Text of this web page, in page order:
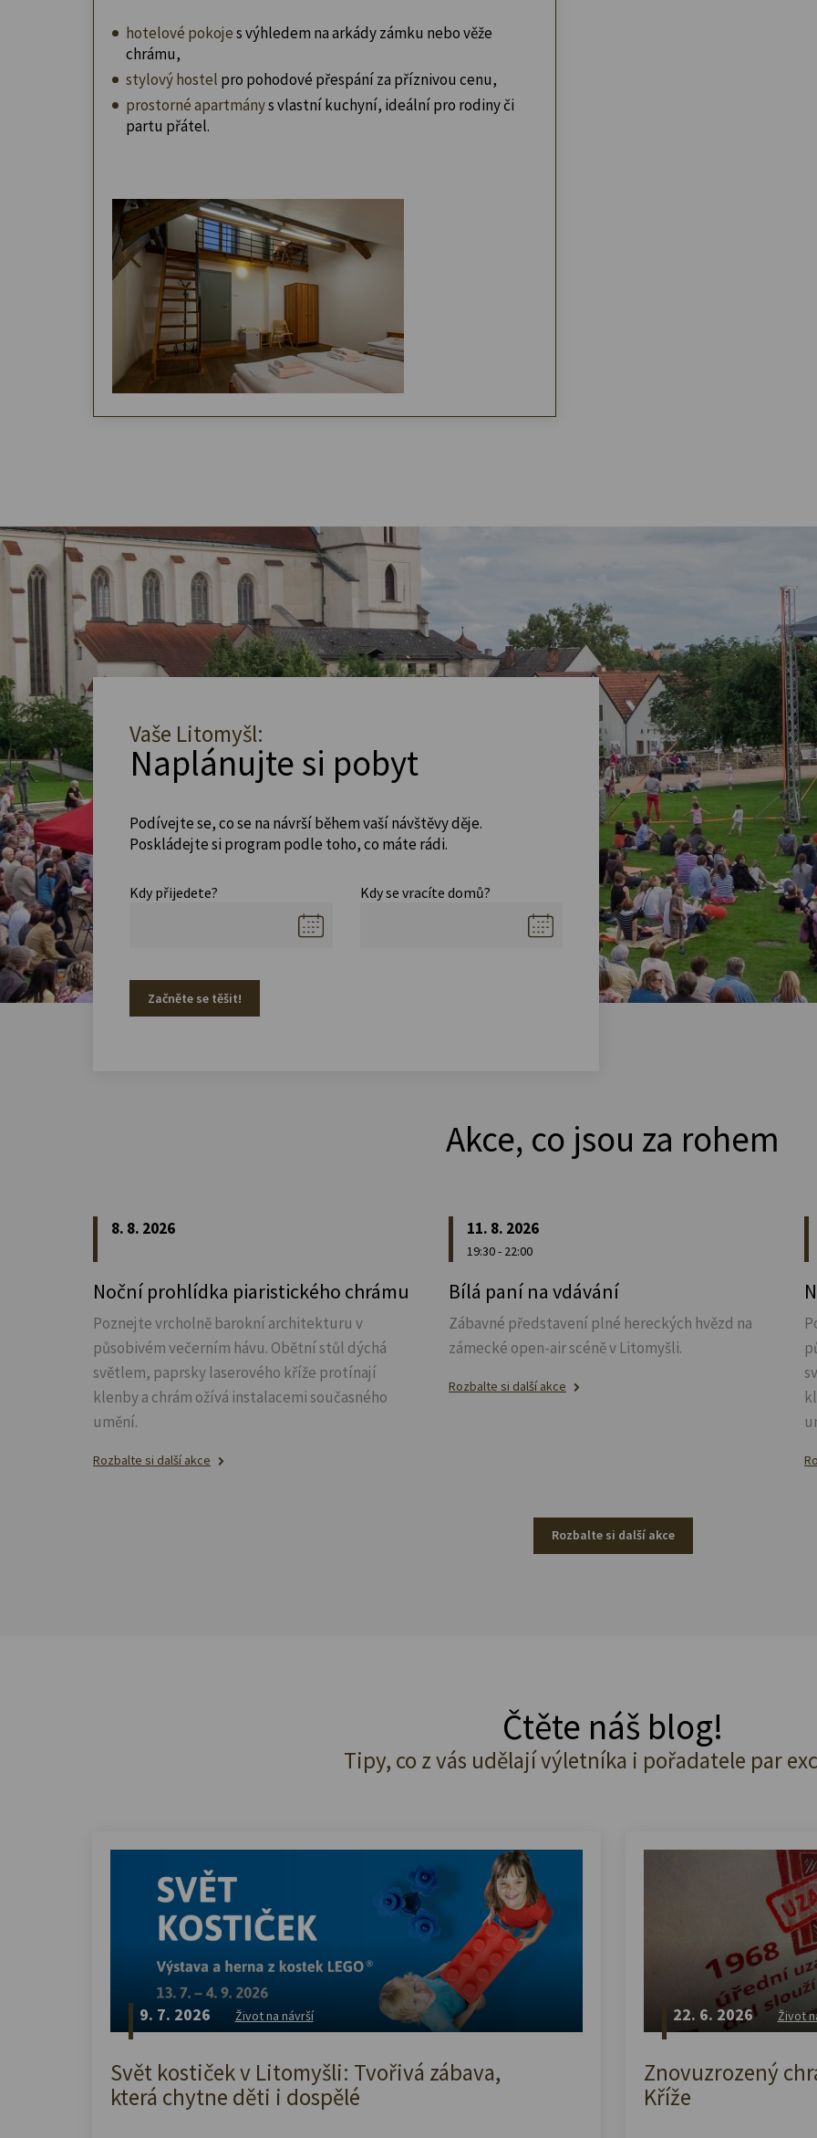
hotelové pokojes výhledem na arkády zámku nebo věže
chrámu,
stylový hostel pro pohodové přespání za příznivou cenu,
prostorné apartmánys vlastní kuchyní, ideální pro rodiny či
partu přátel.
Vaše Litomyšl:
Naplánujte si pobyt
Podívejte se, co se na návrší během vaší návštěvy děje.
Poskládejte si program podle toho, co máte rádi.
Kdy přijedete? Kdy se vracíte domů?
Začněte se těšit!
Akce, co jsou za rohem
8. 8. 2026
Noční prohlídka piaristického chrámu
Poznejte vrcholně barokní architekturu v
působivém večerním hávu. Obětní stůl dýchá
světlem, paprsky laserového kříže protínají
klenby a chrám ožívá instalacemi současného
umění.
Rozbalte si další akce
11. 8. 2026
19:30 - 22:00
Bílá paní na vdávání
Zábavné představení plné hereckých hvězd na
zámecké open-air scéně v Litomyšli.
Rozbalte si další akce
Rozbalte si další akce
Čtěte náš blog!
Tipy, co z vás udělají výletníka i pořadatele par
9. 7. 2026 Život na návrší
Svět kostiček v Litomyšli: Tvořivá zábava,
která chytne děti i dospělé
22. 6. 2026 Život
Znovuzrozený
Kříže